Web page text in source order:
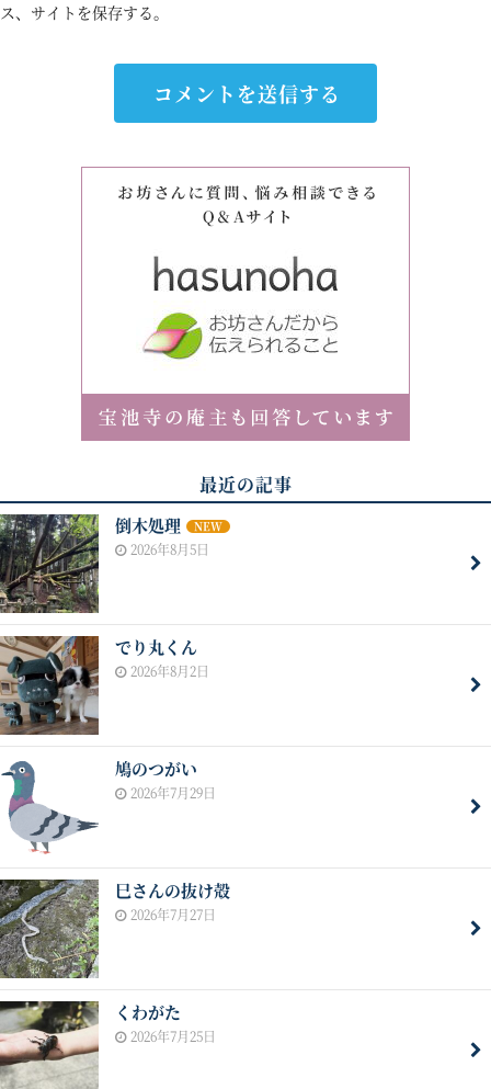
ス、サイトを保存する。
最近の記事
倒木処理 NEW
2026年8月5日
でり丸くん
2026年8月2日
鳩のつがい
2026年7月29日
巳さんの抜け殻
2026年7月27日
くわがた
2026年7月25日